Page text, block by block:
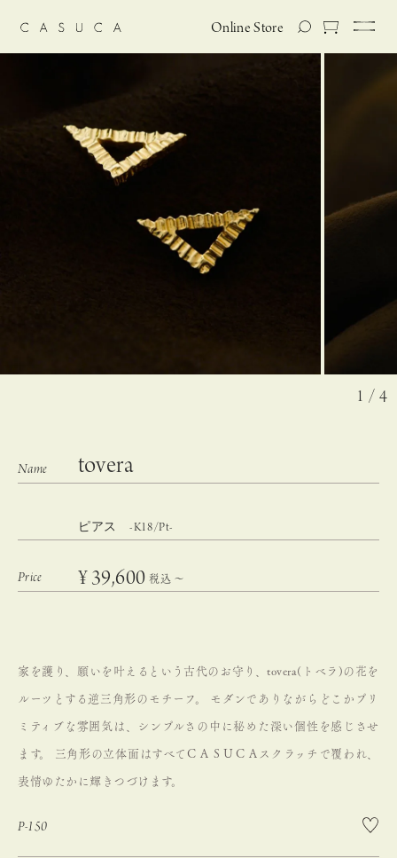
Online Store
1 / 4
tovera
ピアス -K18/Pt-
¥39,600 税込 〜
家を護り、願いを叶えるという古代のお守り、tovera(トベラ)の花を
ルーツとする逆三角形のモチーフ。 モダンでありながらどこかプリ
ミティブな雰囲気は、シンプルさの中に秘めた深い個性を感じさせ
ます。 三角形の立体面はすべてＣＡＳＵＣＡスクラッチで覆われ、
表情ゆたかに輝きつづけます。
P-150